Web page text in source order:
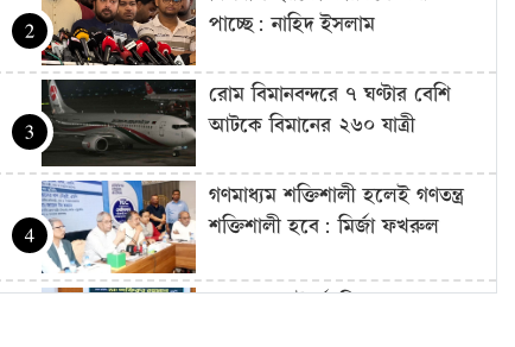
2
পাচ্ছে: নাহিদ ইসলাম
3
রোম বিমানবন্দরে ৭ ঘণ্টার বেশি
আটকে বিমানের ২৬০ যাত্রী
4
গণমাধ্যম শক্তিশালী হলেই গণতন্ত্র
শক্তিশালী হবে: মির্জা ফখরুল
দ্রব্যমূল্যের ঊর্ধ্বগতিতে মানুষের